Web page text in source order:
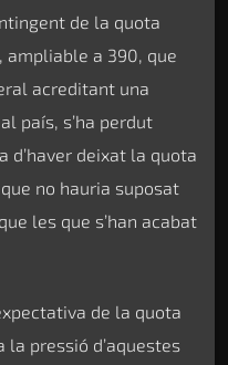
de la quota
ampliable a 390, que
acreditant una
país, s’ha perdut
d’haver deixat la quota
no hauria suposat
les que s’han acabat
de la quota
la pressió d’aquestes